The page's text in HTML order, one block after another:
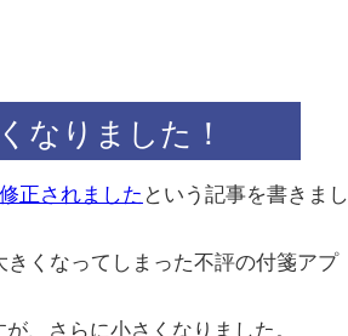
なりました！
正されました という記事を書きまし
くなってしまった不評の付箋アプ
、さらに小さくなりました。